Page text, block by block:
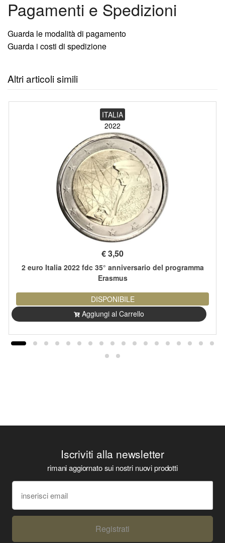
Pagamenti e Spedizioni
Guarda le modalità di pagamento
Guarda i costi di spedizione
Altri articoli simili
ITALIA
2022
€3,50
2 euro Italia 2022 fdc 35° anniversario del programma
Erasmus
DISPONIBILE
Aggiungi al Carrello
Iscriviti alla newsletter
rimani aggiornato sui nostri nuovi prodotti
Registrati